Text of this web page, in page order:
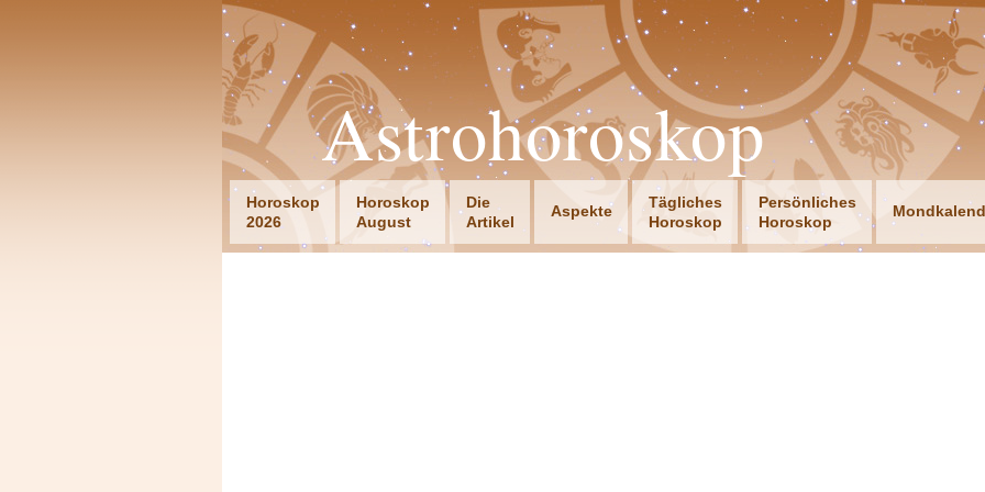
Astrohoroskop
Horoskop
2026
Horoskop
August
Die
Artikel
Aspekte
Tägliches
Horoskop
Persönliches
Horoskop